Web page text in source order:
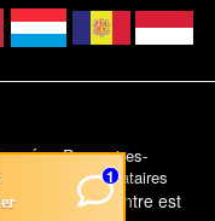
-Rencontres-
sportives célibataires
site de rencontre est
1